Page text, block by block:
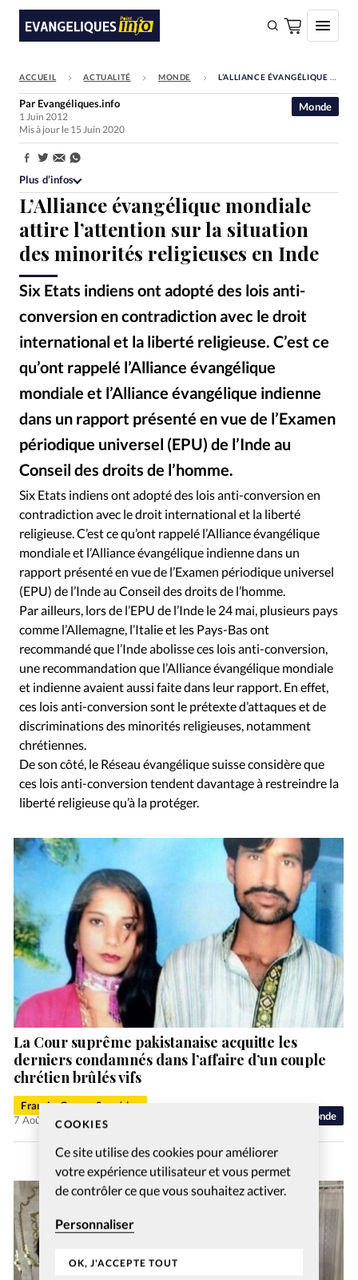
COOKIES
Ce site utilise des cookies pour améliorer
votre expérience utilisateur et vous permet
de contrôler ce que vous souhaitez activer.
Personnaliser
OK, J'ACCEPTE TOUT
FAIRE UN DON
Faire un don
Société
Monde
Bible
Toute l'actualité
Devise:
CHF
RUBRIQUES
Toute l'actualité
Economie
Eglises
Histoire Laicité
Liberté religieuse
Mission
Monde People Politique
Religions
Société
ACCUEIL ACTUALITÉ MONDE L’ALLIANCE ÉVANGÉLIQUE MONDIALE ATTIRE L’ATTENTION SUR LA SITUATION DES MINORITÉS RELIGIEUSES EN INDE
L’Alliance évangélique mondiale
attire l’attention sur la situation
des minorités religieuses en Inde
Six Etats indiens ont adopté des lois anti-
conversion en contradiction avec le droit
international et la liberté religieuse. C’est ce
qu’ont rappelé l’Alliance évangélique
mondiale et l’Alliance évangélique indienne
dans un rapport présenté en vue de l’Examen
périodique universel (EPU) de l’Inde au
Conseil des droits de l’homme.
Monde
Par Evangéliques.info
1 Juin 2012
Mis à jour le 15 Juin 2020
Partager:
Plus d’infos
Six Etats indiens ont adopté des lois anti-conversion en
contradiction avec le droit international et la liberté
religieuse. C’est ce qu’ont rappelé l’Alliance évangélique
mondiale et l’Alliance évangélique indienne dans un
rapport présenté en vue de l’Examen périodique universel
(EPU) de l’Inde au Conseil des droits de l’homme.
Par ailleurs, lors de l’EPU de l’Inde le 24 mai, plusieurs pays
comme l’Allemagne, l’Italie et les Pays-Bas ont
recommandé que l’Inde abolisse ces lois anti-conversion,
une recommandation que l’Alliance évangélique mondiale
et indienne avaient aussi faite dans leur rapport. En effet,
ces lois anti-conversion sont le prétexte d’attaques et de
discriminations des minorités religieuses, notamment
chrétiennes.
De son côté, le Réseau évangélique suisse considère que
ces lois anti-conversion tendent davantage à restreindre la
liberté religieuse qu’à la protéger.
Monde
La Cour suprême pakistanaise acquitte les
derniers condamnés dans l’affaire d’un couple
chrétien brûlés vifs
Francis-George Sarpédon
7 Août 2026